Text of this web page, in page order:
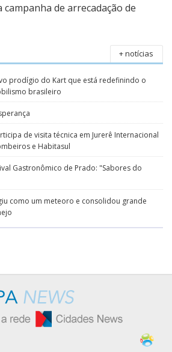
campanha de arrecadação de
+ notícias
prodígio do Kart que está redefinindo o
brasileiro
de visita técnica em Jurerê Internacional
e Habitasul
Gastronômico de Prado: "Sabores do
como um meteoro e consolidou grande